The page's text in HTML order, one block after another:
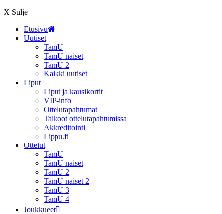
X Sulje
Etusivu
Uutiset
TamU
TamU naiset
TamU 2
Kaikki uutiset
Liput
Liput ja kausikortit
VIP-info
Ottelutapahtumat
Talkoot ottelutapahtumissa
Akkreditointi
Lippu.fi
Ottelut
TamU
TamU naiset
TamU 2
TamU naiset 2
TamU 3
TamU 4
Joukkueet